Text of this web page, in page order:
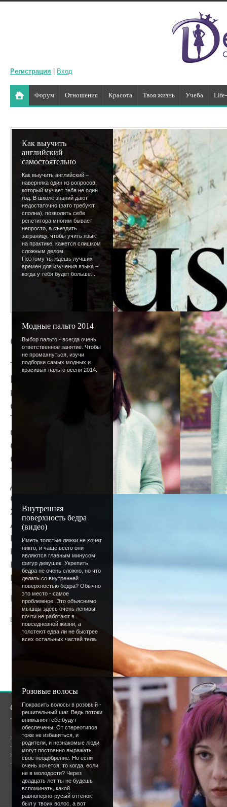
Регистрация Вход
Форум Отношения Красота Твоя жизнь Учеба
Как выучить
английский
самостоятельно
Как выучить английский –
наверняка один из вопросов,
который мучает тебя не один
год. В школе знаний дают
недостаточно (зато требуют
сполна), позволить себе
репетитора многим бывает
непросто, а съездить
заграницу, чтобы учить язык
на практике, кажется слишком
сложным делом.
Поэтому ты ждешь лучших
времен для изучения языка –
когда у тебя будет больше...
Модные пальто 2014
Выбор пальто - всегда очень
ответственное занятие. Чтобы
не промахнуться, изучи
подборки самых модных и
красивых пальто осени 2014.
Внутренняя
поверхность бедра
(видео)
Иметь толстые ляжки не хочет
никто, и чаще всего они
являются главным минусом
фигур девушек. Укрепить
бедра не очень сложно, но что
делать со внутренней
поверхностью бедра? Обычно
это место - самое
проблемное. Это объяснимо:
мышцы здесь очень ленивы,
почти не работают в
повседневной жизни, а
толстеют едва ли не быстрее
всех остальных частей тела.
Розовые волосы
Покрасить волосы в розовый -
решительный шаг. Ведь потоки
внимания тебе будут
обеспечены. От стереотипов
тоже не избавиться, и
родители, и незнакомые люди
могут постоянно выражать
свое неодобрение. Но если
очень хочется, то когда, если
не в молодости? Через
двадцать лет ты не будешь
вспоминать, какой
равноперно-русый оттенок
был у твоих волос, а вот
Снова зима
Так бывает каждый год - приходит какой-
Пересчитываются числа,
перелистываются календари. И вдруг
старым, забытое - настоящим, а
Так бывает каждый год, так случилось и
особенно не изменилось, просто
снег, коньки, праздники, шапки с
обледеневшие тропинки и неглубокие
Так бывает каждый год - вроде бы и
декабря, и до Нового года не так далеко
снега, нет нужного настроения, нет
холода.
А пусть все будет так, как сейчас,
привычки - в жизни ведь всегда должно
нового. Так что никаких расстройств по
прочих зимних атрибутов - все будет.:)
всем!
Просмотров: 1382 |
Всего комментариев:
Добавлять комментарии могут
пользователи.
[Регистрация|
О сайте
Общая информация
Форум
Сообщество
Онлайн всего: